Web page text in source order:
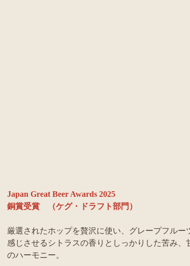
Japan Great Beer Awards 2025
銅賞受賞 （ケグ・ドラフト部門）
厳選されたホップを贅沢に使い、グレープフルー
感じさせるシトラスの香りとしっかりした苦み、
のハーモニー。